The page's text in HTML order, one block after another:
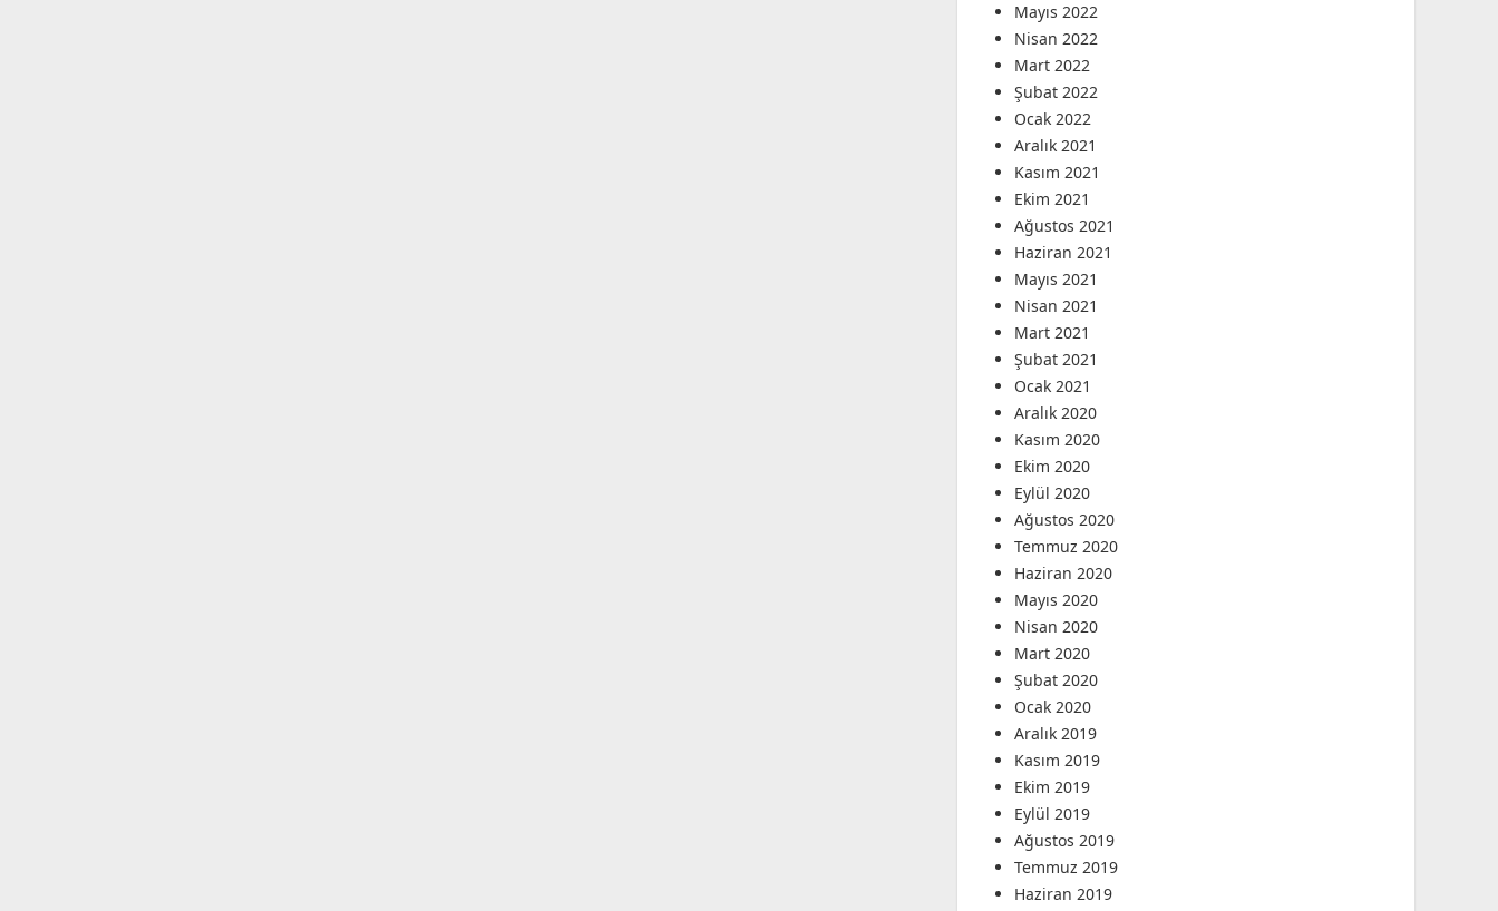
Mayıs 2022
Nisan 2022
Mart 2022
Şubat 2022
Ocak 2022
Aralık 2021
Kasım 2021
Ekim 2021
Ağustos 2021
Haziran 2021
Mayıs 2021
Nisan 2021
Mart 2021
Şubat 2021
Ocak 2021
Aralık 2020
Kasım 2020
Ekim 2020
Eylül 2020
Ağustos 2020
Temmuz 2020
Haziran 2020
Mayıs 2020
Nisan 2020
Mart 2020
Şubat 2020
Ocak 2020
Aralık 2019
Kasım 2019
Ekim 2019
Eylül 2019
Ağustos 2019
Temmuz 2019
Haziran 2019